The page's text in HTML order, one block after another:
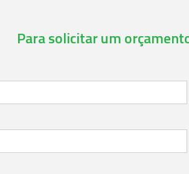
Para solicitar um